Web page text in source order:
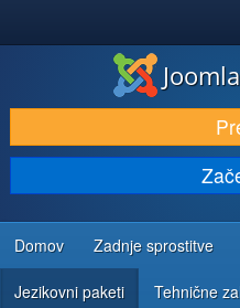
PRENESI IN RAZŠIRI
ODKRIJTE & IZVEJTE
SKUPNOST IN PODPORA
VIRI ZA RAZVIJALCE
Domov Zadnje sprostitve
Jezikovni paketi Tehnične